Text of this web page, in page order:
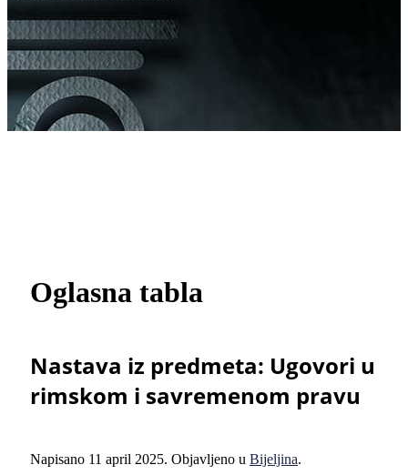
Oglasna tabla
Nastava iz predmeta: Ugovori u
rimskom i savremenom pravu
Napisano 11 april 2025. Objavljeno u Bijeljina.